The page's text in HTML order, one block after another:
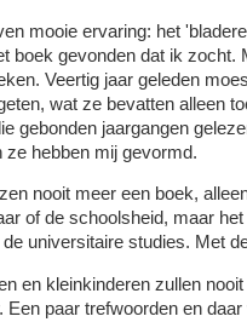
mooie ervaring: het
boek gevonden dat ik zocht.
Veertig jaar geleden
wat ze bevatten alleen
gebonden jaargangen
ze hebben mij gevormd.
nooit meer een boek,
of de schoolsheid, maar
de universitaire studies. Met
en kleinkinderen zullen
Een paar trefwoorden en